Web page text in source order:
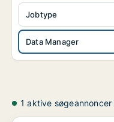
Data Manager
Jobtype
1 aktive søgeannoncer